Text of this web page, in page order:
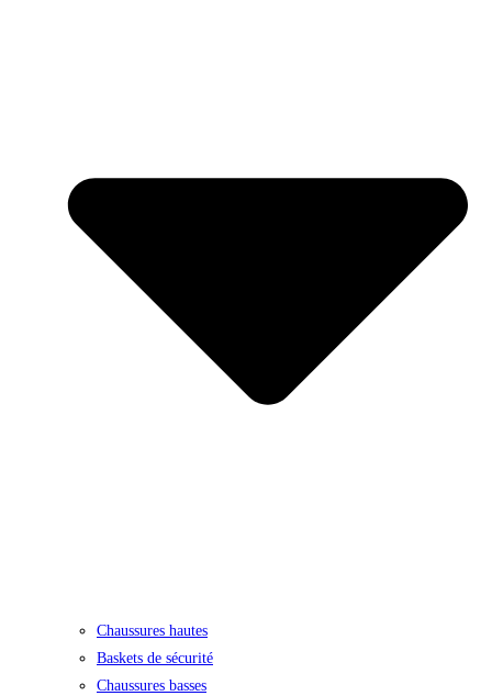
Chaussures hautes
Baskets de sécurité
Chaussures basses